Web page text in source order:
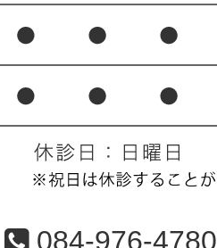
084-976-4780